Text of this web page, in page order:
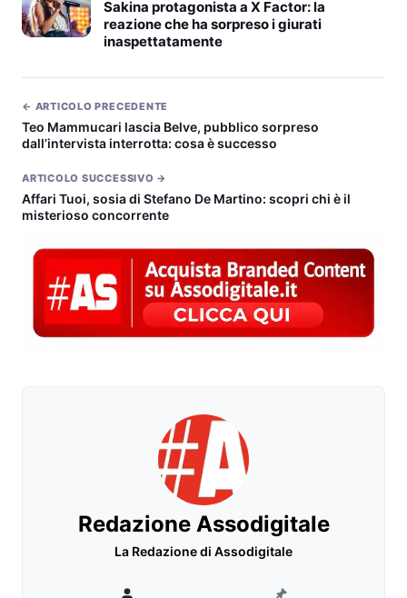
Sakina protagonista a X Factor: la
reazione che ha sorpreso i giurati
inaspettatamente
← ARTICOLO PRECEDENTE
Teo Mammucari lascia Belve, pubblico sorpreso
dall’intervista interrotta: cosa è successo
ARTICOLO SUCCESSIVO →
Affari Tuoi, sosia di Stefano De Martino: scopri chi è il
misterioso concorrente
Redazione Assodigitale
La Redazione di Assodigitale